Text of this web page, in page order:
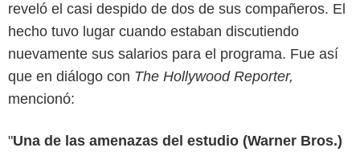
reveló el casi despido de dos de sus compañeros. El
hecho tuvo lugar cuando estaban discutiendo
nuevamente sus salarios para el programa. Fue así
que en diálogo con The Hollywood Reporter,
mencionó:
"Una de las amenazas del estudio (Warner Bros.)
Espinof